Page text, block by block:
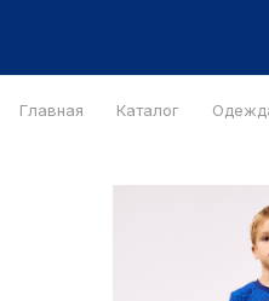
Главная Каталог